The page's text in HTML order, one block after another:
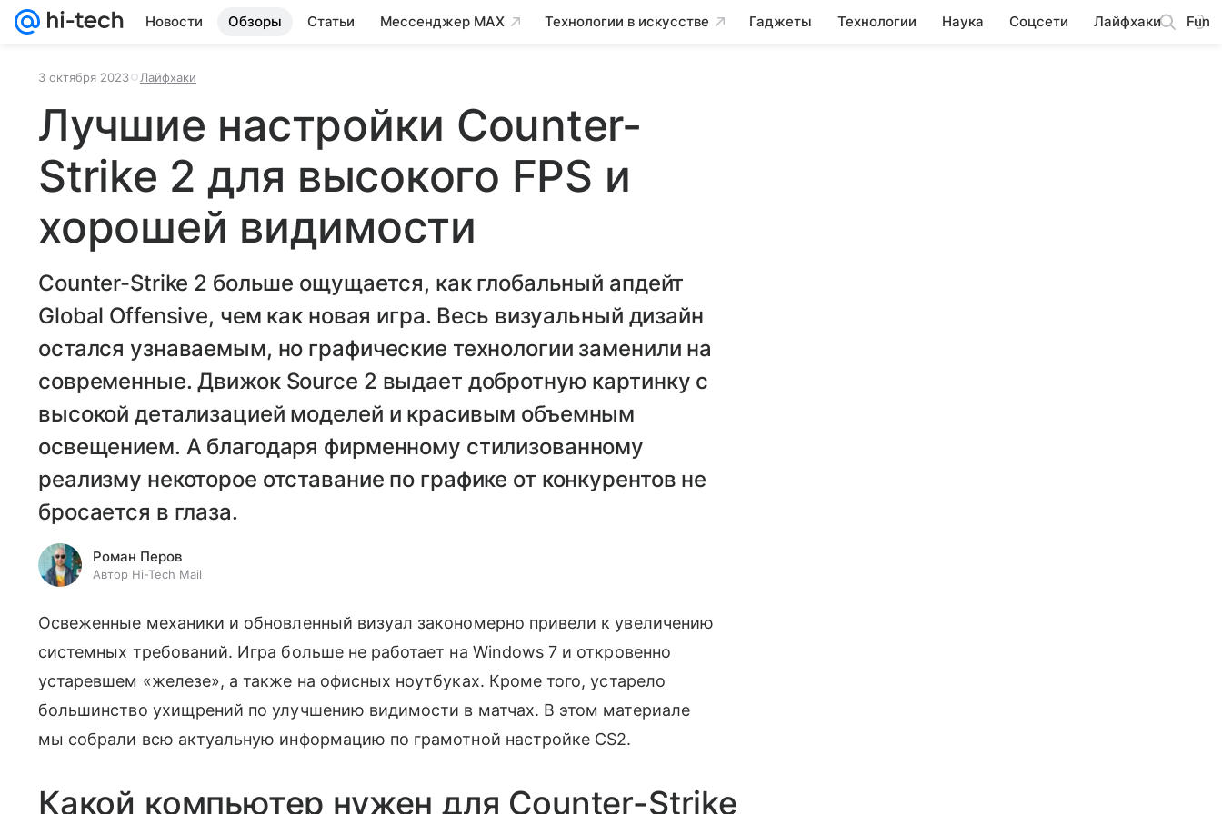
Новости Обзоры Статьи Мессенджер MAX Технологии в искусстве Гаджеты Технологии Наука Соцсети Лайфхаки Fun
3 октября 2023 Лайфхаки
Лучшие настройки Counter-
Strike 2 для высокого FPS и
хорошей видимости
Counter-Strike 2 больше ощущается, как глобальный апдейт
Global Offensive, чем как новая игра. Весь визуальный дизайн
остался узнаваемым, но графические технологии заменили на
современные. Движок Source 2 выдает добротную картинку с
высокой детализацией моделей и красивым объемным
освещением. А благодаря фирменному стилизованному
реализму некоторое отставание по графике от конкурентов не
бросается в глаза.
Роман Перов
Автор Hi-Tech Mail
Освеженные механики и обновленный визуал закономерно привели к увеличению
системных требований. Игра больше не работает на Windows 7 и откровенно
устаревшем «железе», а также на офисных ноутбуках. Кроме того, устарело
большинство ухищрений по улучшению видимости в матчах. В этом материале
мы собрали всю актуальную информацию по грамотной настройке CS2.
Какой компьютер нужен для Counter-Strike